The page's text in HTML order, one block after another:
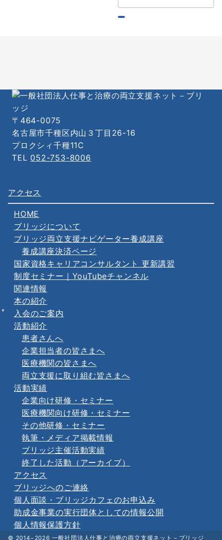
索：
〒464-0075
名古屋市千種区内山３丁目26-16
プロクシィ千種11C
TEL 052-753-8006
アクセス
HOME
ブリッジについて
ブリッジ両立支援ナビゲーター養成講座
養成講座決済ページ
国家資格キャリアコンサルタント 更新講習
制度セミナー｜YouTubeチャンネル
関連情報
本の紹介
入会のご案内
活動紹介
患者さんへ
企業担当者の皆さまへ
医療機関の皆さまへ
両立支援に取り組む皆さまへ
活動実績
企業向け研修・セミナー
医療機関向け研修・セミナー
その他研修・セミナー
執筆・メディア掲載情報
ブリッジ主催活動実績
終了した活動（アーカイブ）
アクセス
ブリッジへのご連絡
個人面談・ブリッジカフェのお申込み
助成金事業の実行団体としての情報公開
個人情報保護方針
© 2014−2026 一般社団法人仕事と治療の両立支援ネット－ブリッジ